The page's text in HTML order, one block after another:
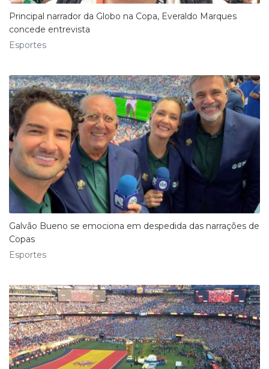
Principal narrador da Globo na Copa, Everaldo Marques
concede entrevista
Esportes
Galvão Bueno se emociona em despedida das narrações de
Copas
Esportes